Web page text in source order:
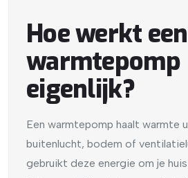
Hoe werkt een
warmtepomp
eigenlijk?
Een warmtepomp haalt warmte
buitenlucht, bodem of
gebruikt deze energie om je huis